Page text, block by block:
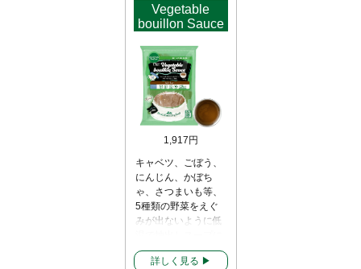
Vegetable
bouillon Sauce
1,917円
キャベツ、ごぼう、
にんじん、かぼち
ゃ、さつまいも等、
5種類の野菜をえぐ
みが出ないように低
しております。5種
類の野菜の微量成分
詳しく見る ▶︎